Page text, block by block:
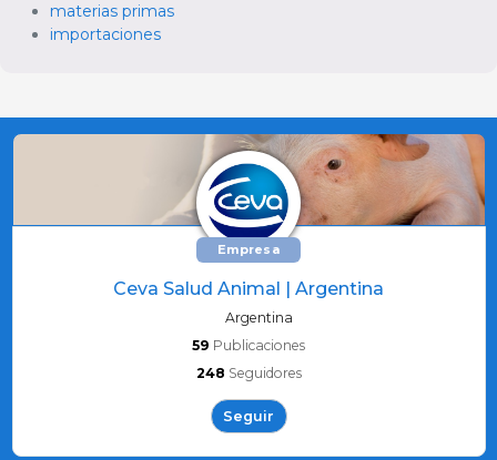
materias primas
importaciones
Empresa
Ceva Salud Animal | Argentina
Argentina
59 Publicaciones
248 Seguidores
Seguir